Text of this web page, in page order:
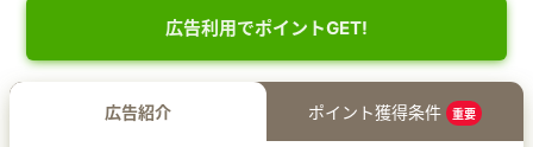
広告利用でポイントGET!
広告紹介 ポイント獲得条件 重要